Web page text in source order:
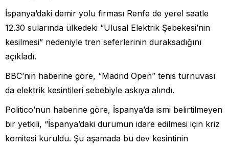
İspanya’daki demir yolu firması Renfe de yerel saatle
12.30 sularında ülkedeki “Ulusal Elektrik Şebekesi’nin
kesilmesi” nedeniyle tren seferlerinin duraksadığını
açıkladı.
BBC’nin haberine göre, “Madrid Open” tenis turnuvası
da elektrik kesintileri sebebiyle askıya alındı.
Politico’nun haberine göre, İspanya’da ismi belirtilmeyen
bir yetkili, “İspanya’daki durumun idare edilmesi için kriz
komitesi kuruldu. Şu aşamada bu dev kesintinin